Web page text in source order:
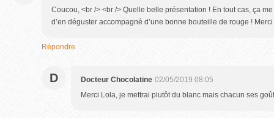
Coucou, <br /> <br /> Quelle belle présentation ! En tout cas, ça
d’en déguster accompagné d’une bonne bouteille de rouge !
Répondre
D Docteur Chocolatine 02/05/2019 08:05
Merci Lola, je mettrai plutôt du blanc mais chacun ses